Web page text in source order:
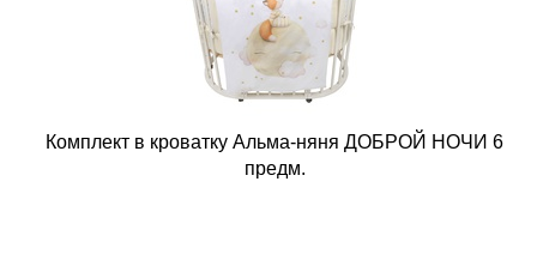
Комплект в кроватку Альма-няня ДОБРОЙ НОЧИ 6
предм.